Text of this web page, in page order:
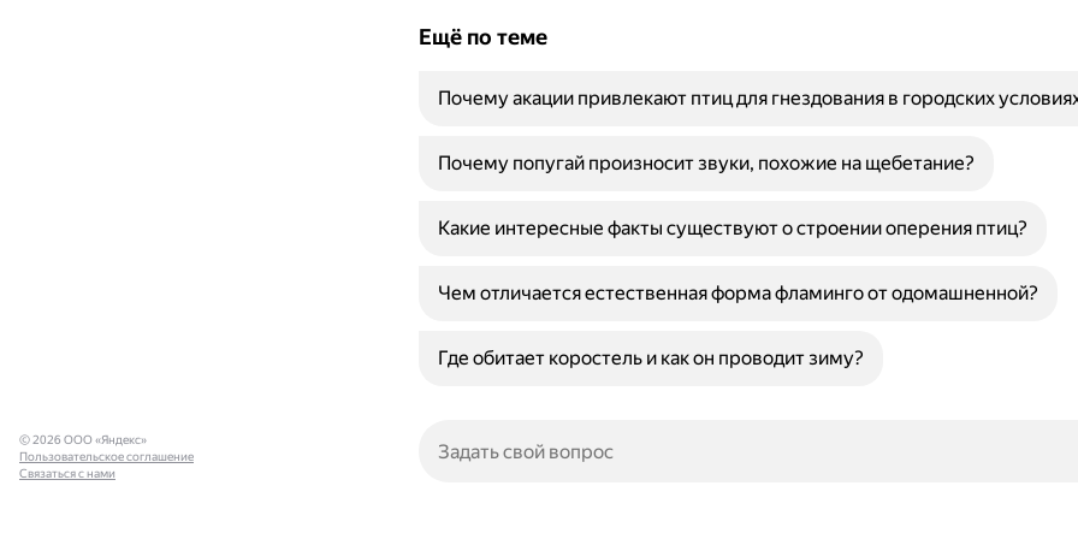
Ещё по теме
Почему акации привлекают птиц для гнездования в городских
Почему попугай произносит звуки, похожие на щебетание?
Какие интересные факты существуют о строении оперения птиц?
Чем отличается естественная форма фламинго от одомашненной?
Где обитает коростель и как он проводит зиму?
© 2026 ООО «Яндекс»
Пользовательское соглашение
Связаться с нами